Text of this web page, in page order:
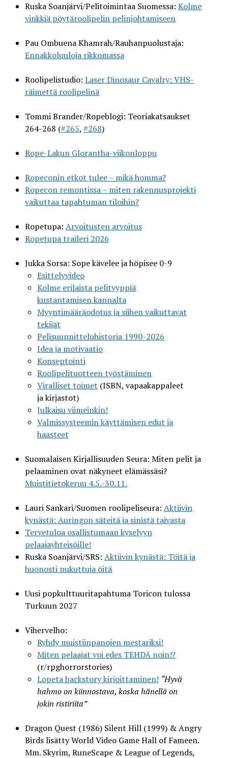
Ruska Soanjärvi/Pelitoimintaa Suomessa: Kolme
vinkkiä pöytäroolipelin pelinjohtamiseen
Pau Ombuena Khamrah/Rauhanpuolustaja:
Ennakkoluuloja rikkomassa
Roolipelistudio: Laser Dinosaur Cavalry: VHS-
räimettä roolipelinä
Tommi Brander/Ropeblogi: Teoriakatsaukset
264-268 (#265, #268)
Rope-Lakun Glorantha-viikonloppu
Ropeconin etkot tulee – mikä homma?
Ropecon remontissa – miten rakennusprojekti
vaikuttaa tapahtuman tiloihin?
Ropetupa: Arvoitusten arvoitus
Ropetupa traileri 2026
Jukka Sorsa: Sope kävelee ja höpisee 0-9
Esittelyvideo
Kolme erilaista pelityyppiä
kustantamisen kannalta
Myyntimääräodotus ja siihen vaikuttavat
tekijät
Pelisuunnitteluhistoria 1990-2026
Idea ja motivaatio
Konseptointi
Roolipelituotteen työstäminen
Viralliset toimet (ISBN, vapaakappaleet
ja kirjastot)
Julkaisu viimeinkin!
Valmissysteemin käyttämisen edut ja
haasteet
Suomalaisen Kirjallisuuden Seura: Miten pelit ja
pelaaminen ovat näkyneet elämässäsi?
Muistitietokeruu 4.5.-30.11.
Lauri Sankari/Suomen roolipeliseura: Aktiivin
kynästä: Auringon säteitä ja sinistä taivasta
Tervetuloa osallistumaan kyselyyn
pelaajayhteisöille!
Ruska Soanjärvi/SRS: Aktiivin kynästä: Töitä ja
huonosti nukuttuja öitä
Uusi popkulttuuritapahtuma Toricon tulossa
Turkuun 2027
Vihervelho:
Ryhdy muistiinpanojen mestariksi!
Miten pelaajat voi edes TEHDÄ noin!?
(r/rpghorrorstories)
Lopeta backstory kirjoittaminen! “Hyvä
hahmo on kiinnostava, koska hänellä on
jokin ristiriita”
Dragon Quest (1986) Silent Hill (1999) & Angry
Birds lisätty World Video Game Hall of Fameen.
Mm. Skyrim, RuneScape & League of Legends,